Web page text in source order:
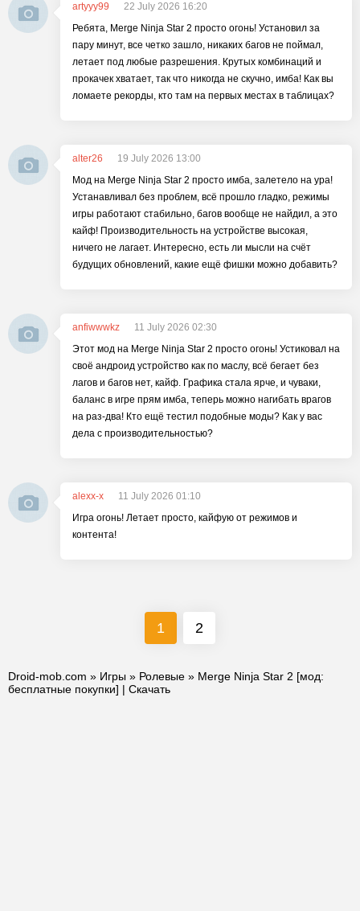
artyyy99
22 July 2026 16:20
Ребята, Merge Ninja Star 2 просто огонь! Установил за
пару минут, все четко зашло, никаких багов не поймал,
летает под любые разрешения. Крутых комбинаций и
прокачек хватает, так что никогда не скучно, имба! Как вы
ломаете рекорды, кто там на первых местах в таблицах?
alter26
19 July 2026 13:00
Мод на Merge Ninja Star 2 просто имба, залетело на ура!
Устанавливал без проблем, всё прошло гладко, режимы
игры работают стабильно, багов вообще не найдил, а это
кайф! Производительность на устройстве высокая,
ничего не лагает. Интересно, есть ли мысли на счёт
будущих обновлений, какие ещё фишки можно добавить?
anfiwwwkz
11 July 2026 02:30
Этот мод на Merge Ninja Star 2 просто огонь! Устиковал на
своё андроид устройство как по маслу, всё бегает без
лагов и багов нет, кайф. Графика стала ярче, и чуваки,
баланс в игре прям имба, теперь можно нагибать врагов
на раз-два! Кто ещё тестил подобные моды? Как у вас
дела с производительностью?
alexx-x
11 July 2026 01:10
Игра огонь! Летает просто, кайфую от режимов и
контента!
1 2
Droid-mob.com » Игры » Ролевые » Merge Ninja Star 2 [мод:
бесплатные покупки] | Скачать